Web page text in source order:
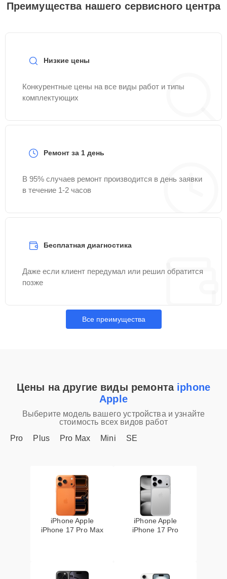
Преимущества нашего сервисного центра
Низкие цены
Конкурентные цены на все виды работ и типы
комплектующих
Ремонт за 1 день
В 95% случаев ремонт производится в день заявки
в течение 1-2 часов
Бесплатная диагностика
Даже если клиент передумал или решил обратится
позже
Все преимущества
Цены на другие виды ремонта iphone
Apple
Выберите модель вашего устройства и узнайте
стоимость всех видов работ
Pro
Plus Pro Max Mini SE
iPhone Apple
iPhone 17 Pro Max
iPhone Apple
iPhone 17 Pro